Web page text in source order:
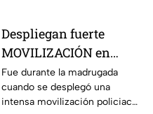
Despliegan fuerte
MOVILIZACIÓN en
Progreso tras
PELIGROSO
HALLAZGO; esto
Fue durante la madrugada
cuando se desplegó una
intensa movilización policiaca